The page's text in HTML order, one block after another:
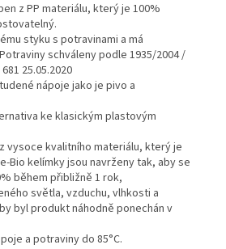
z PP materiálu, který je 100%
styku s potravinami a má
schváleny podle 1935/2004 /
25.05.2020
nápoje jako je pivo a
ke klasickým plastovým
vysoce kvalitního materiálu, který je
Bio kelímky jsou navrženy tak, aby se
během přibližně 1 rok,
světla, vzduchu, vlhkosti a
byl produkt náhodně ponechán v
a potraviny do 85°C.